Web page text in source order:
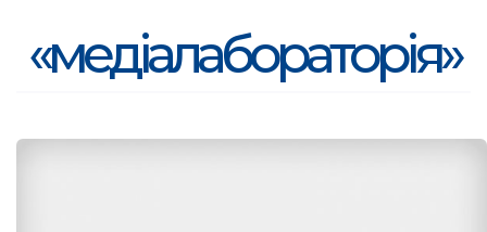
«медіалабораторія»